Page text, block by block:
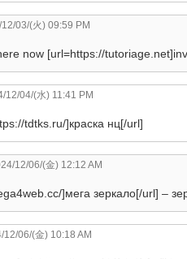
03/(火) 09:59 PM
now [url=https://
12/04/(水) 11:41 PM
tdtks.ru/]краска нц[/url]
12/06/(金) 12:12 AM
]мега зеркало[/url] –
12/06/(金) 10:18 AM